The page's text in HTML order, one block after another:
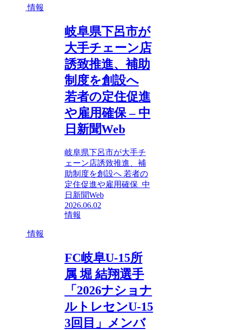
情報
岐阜県下呂市が
大手チェーン店
誘致推進、補助
制度を創設へ
若者の定住促進
や雇用確保 – 中
日新聞Web
岐阜県下呂市が大手チ
ェーン店誘致推進、補
助制度を創設へ 若者の
定住促進や雇用確保 中
日新聞Web
2026.06.02
情報
情報
FC岐阜U-15所
属 堀 結翔選手
「2026ナショナ
ルトレセンU-15
3回目」メンバ